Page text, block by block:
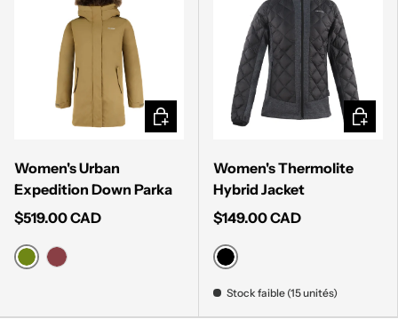
Women's Urban
Expedition Down Parka
$519.00 CAD
FOLIAGE
CHOISIR LES OPTIONS
Women's Thermolite
Hybrid Jacket
$149.00 CAD
BLACK
Stock faible (15 unités)